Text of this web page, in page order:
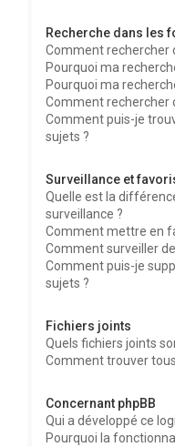
Recherche dans les
Comment rechercher
Pourquoi ma
Pourquoi ma
Comment rechercher
Comment puis-je
sujets ?
Surveillance et
Quelle est la
surveillance ?
Comment mettre en
Comment surveiller
Comment puis-je
sujets ?
Fichiers joints
Quels fichiers joints
Comment trouver
Concernant phpBB
Qui a développé ce
Pourquoi la